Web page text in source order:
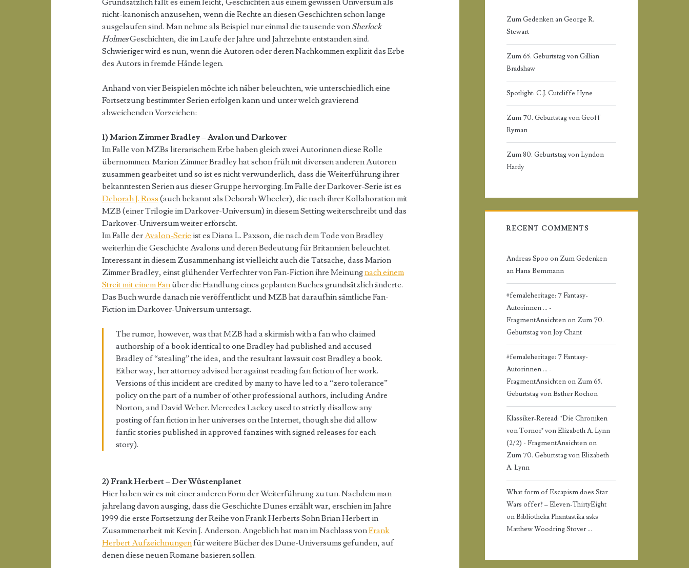
nicht-kanonisch anzusehen, wenn die Rechte an diesen Geschichten schon lange
ausgelaufen sind. Man nehme als Beispiel nur einmal die tausende von Sherlock
HolmesGeschichten, die im Laufe der Jahre und Jahrzehnte entstanden sind.
Schwieriger wird es nun, wenn die Autoren oder deren Nachkommen explizit das Erbe
des Autors in fremde Hände legen.
Anhand von vier Beispielen möchte ich näher beleuchten, wie unterschiedlich eine
Fortsetzung bestimmter Serien erfolgen kann und unter welch gravierend
abweichenden Vorzeichen:
1) Marion Zimmer Bradley – Avalon und Darkover
Im Falle von MZBs literarischem Erbe haben gleich zwei Autorinnen diese Rolle
übernommen. Marion Zimmer Bradley hat schon früh mit diversen anderen Autoren
zusammen gearbeitet und so ist es nicht verwunderlich, dass die Weiterführung ihrer
bekanntesten Serien aus dieser Gruppe hervorging. Im Falle der Darkover-Serie ist es
Deborah J. Ross (auch bekannt als Deborah Wheeler), die nach ihrer Kollaboration mit
MZB (einer Trilogie im Darkover-Universum) in diesem Setting weiterschreibt und das
Darkover-Universum weiter erforscht.
Im Falle derAvalon-Serie ist es Diana L. Paxson, die nach dem Tode von Bradley
weiterhin die Geschichte Avalons und deren Bedeutung für Britannien beleuchtet.
Interessant in diesem Zusammenhang ist vielleicht auch die Tatsache, dass Marion
Zimmer Bradley, einst glühender Verfechter von Fan-Fiction ihre Meinungnach einem
Streit mit einem Fanüber die Handlung eines geplanten Buches grundsätzlich änderte.
Das Buch wurde danach nie veröffentlicht und MZB hat daraufhin sämtliche Fan-
Fiction im Darkover-Universum untersagt.
The rumor, however, was that MZB had a skirmish with a fan who claimed
authorship of a book identical to one Bradley had published and accused
Bradley of “stealing” the idea, and the resultant lawsuit cost Bradley a book.
Either way, her attorney advised her against reading fan fiction of her work.
Versions of this incident are credited by many to have led to a “zero tolerance”
policy on the part of a number of other professional authors, including Andre
Norton, and David Weber. Mercedes Lackey used to strictly disallow any
posting of fan fiction in her universes on the Internet, though she did allow
fanfic stories published in approved fanzines with signed releases for each
story).
2) Frank Herbert – Der Wüstenplanet
Hier haben wir es mit einer anderen Form der Weiterführung zu tun. Nachdem man
jahrelang davon ausging, dass die Geschichte Dunes erzählt war, erschien im Jahre
1999 die erste Fortsetzung der Reihe von Frank Herberts Sohn Brian Herbert in
Zusammenarbeit mit Kevin J. Anderson. Angeblich hat man im Nachlass vonFrank
Herbert Aufzeichnungenfür weitere Bücher des Dune-Universums gefunden, auf
denen diese neuen Romane basieren sollen.
a
r
:
Zum Gedenken an George R.
Stewart
Zum 65. Geburtstag von Gillian
Bradshaw
Spotlight: C.J. Cutcliffe Hyne
Zum 70. Geburtstag von Geoff
Ryman
Zum 80. Geburtstag von Lyndon
Hardy
RECENT COMMENTS
Andreas Spoo on Zum Gedenken
an Hans Bemmann
#femaleheritage: 7 Fantasy-
Autorinnen ... -
FragmentAnsichten on Zum 70.
Geburtstag von Joy Chant
#femaleheritage: 7 Fantasy-
Autorinnen ... -
FragmentAnsichten on Zum 65.
Geburtstag von Esther Rochon
Klassiker-Reread: "Die Chroniken
von Tornor" von Elizabeth A. Lynn
(2/2) - FragmentAnsichten on
Zum 70. Geburtstag von Elizabeth
A. Lynn
What form of Escapism does Star
Wars offer? – Eleven-ThirtyEight
onBibliotheka Phantastika asks
Matthew Woodring Stover …